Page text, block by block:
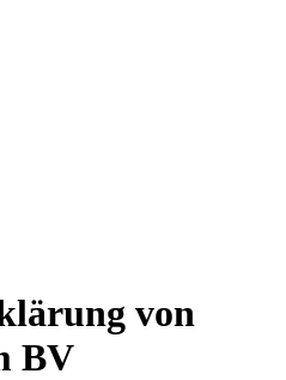
von
BV